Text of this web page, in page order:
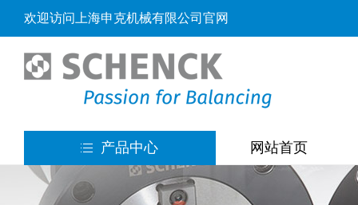
欢迎访问上海申克机械有限公司官网
产品中心 网站首页